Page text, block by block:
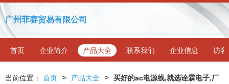
广州菲赛贸易有限公司
首页 企业简介 产品大全 联系我们 企业信息 访客
当前位置： 首页 > 产品大全 > 买好的ac电源线,就选诠霖电子,厂